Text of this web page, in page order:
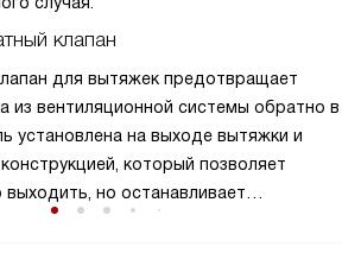
клапан
для вытяжек предотвращает
из вентиляционной системы обратно в
установлена на выходе вытяжки и
который позволяет
но останавливает